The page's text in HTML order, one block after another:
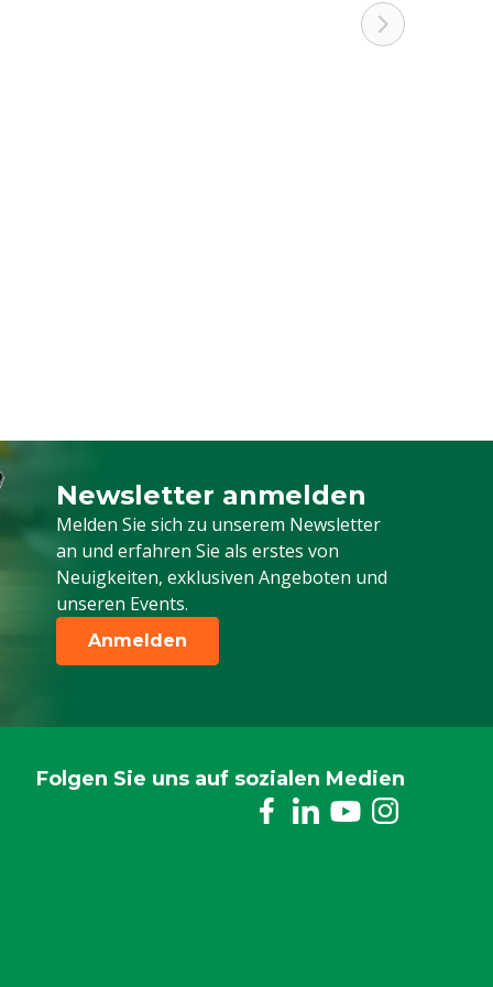
Newsletter anmelden
Melden Sie sich zu unserem Newsletter
an und erfahren Sie als erstes von
Neuigkeiten, exklusiven Angeboten und
unseren Events.
Melden Sie sich für unseren Newsletter
Anmelden
Folgen Sie uns auf sozialen Medien